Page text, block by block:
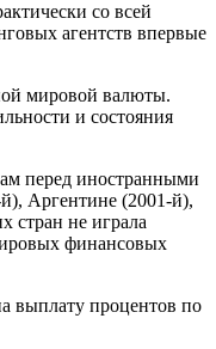
со всей
агентств впервые
мировой валюты.
и состояния
перед иностранными
Аргентине (2001-й),
стран не играла
финансовых
выплату процентов по